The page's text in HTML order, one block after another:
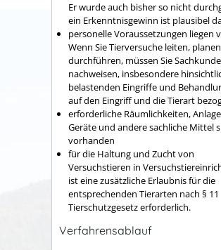
Er wurde auch bisher so nicht
ein Erkenntnisgewinn ist plausibel
personelle Voraussetzungen liegen
Wenn Sie Tierversuche leiten,
durchführen, müssen Sie Sachkunde
nachweisen, insbesondere
belastenden Eingriffe und
auf den Eingriff und die Tierart
erforderliche Räumlichkeiten,
Geräte und andere sachliche Mittel
vorhanden
für die Haltung und Zucht von
Versuchstieren in
ist eine zusätzliche Erlaubnis für die
entsprechenden Tierarten nach § 11
Tierschutzgesetz erforderlich.
Verfahrensablauf